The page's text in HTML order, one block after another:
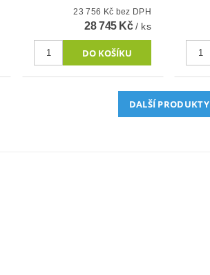
23 756 Kč bez DPH
28 745 Kč/ ks
DALŠÍ PRODUKTY